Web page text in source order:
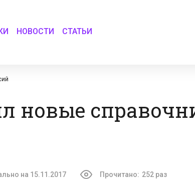
НОВОСТИ СТАТЬИ
новые
на 15.11.2017 Прочитано: 252 раз